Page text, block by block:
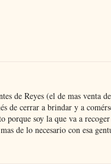
de Reyes (el de mas venta
de cerrar a brindar y a
porque soy la que va a
de lo necesario con esa